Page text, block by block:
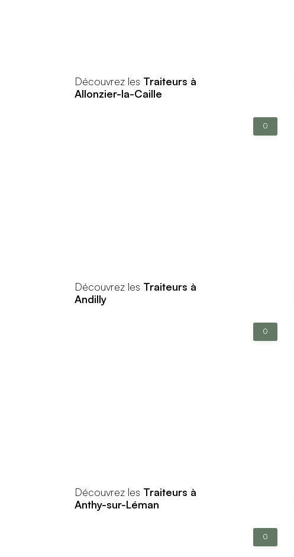
Découvrez les Traiteurs à
Allonzier-la-Caille
0
Découvrez les Traiteurs à
Andilly
0
Découvrez les Traiteurs à
Anthy-sur-Léman
0